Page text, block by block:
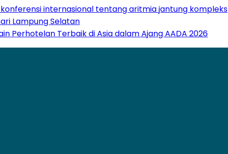
internasional tentang aritmia jantung kompleks
Lampung Selatan
Perhotelan Terbaik di Asia dalam Ajang AADA 2026